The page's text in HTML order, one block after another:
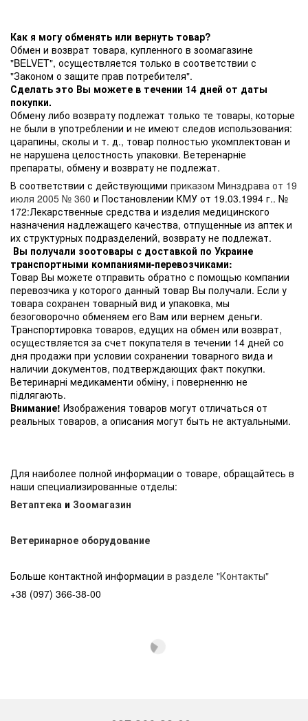
Как я могу обменять или вернуть товар?
Обмен и возврат товара, купленного в зоомагазине
"BELVET", осуществляется только в соответствии с
"Законом о защите прав потребителя".
Сделать это Вы можете в течении 14 дней от даты
покупки.
Обмену либо возврату подлежат только те товары, которые
не были в употреблении и не имеют следов использования:
царапины, сколы и т. д., товар полностью укомплектован и
не нарушена целостность упаковки. Ветеренарніе
препараты, обмену и возврату не подлежат.
В соответствии с действующими приказом Минздрава от 19
июля 2005 № 360 и Постановлении КМУ от 19.03.1994 г.. №
172:Лекарственные средства и изделия медицинского
назначения надлежащего качества, отпущенные из аптек и
их структурных подразделений, возврату не подлежат.
Вы получали зоотовары с доставкой по Украине
транспортными компаниями-перевозчиками:
Товар Вы можете отправить обратно с помощью компании
перевозчика у которого данный товар Вы получали. Если у
товара сохранен товарный вид и упаковка, мы
безоговорочно обменяем его Вам или вернем деньги.
Транспортировка товаров, едущих на обмен или возврат,
осуществляется за счет покупателя в течении 14 дней со
дня продажи при условии сохранении товарного вида и
наличии документов, подтверждающих факт покупки.
Ветеринарні медикаменти обміну, і поверненню не
підлягають.
Внимание! Изображения товаров могут отличаться от
реальных товаров, а описания могут быть не актуальными.
Для наиболее полной информации о товаре, обращайтесь в
наши специализированные отделы:
Ветаптека и Зоомагазин
Ветеринарное оборудование
Больше контактной информации в разделе "Контакты"
+38 (097) 366-38-00